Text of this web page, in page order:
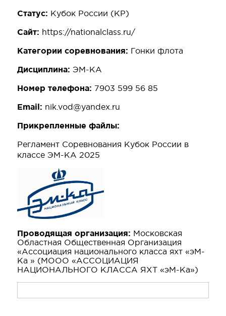
Статус: Кубок России (КР)
Сайт: https://nationalclass.ru/
Категории соревнования: Гонки флота
Дисциплина: ЭМ-КА
Номер телефона: 7903 599 56 85
Email: nik.vod@yandex.ru
Прикрепленные файлы:
Регламент Соревнования Кубок России в
классе ЭМ-КА 2025
Проводящая организация: Московская
Областная Общественная Организация
«Ассоциация национального класса яхт «эМ-
Ка » (МООО «АССОЦИАЦИЯ
НАЦИОНАЛЬНОГО КЛАССА ЯХТ «эМ-Ка»)